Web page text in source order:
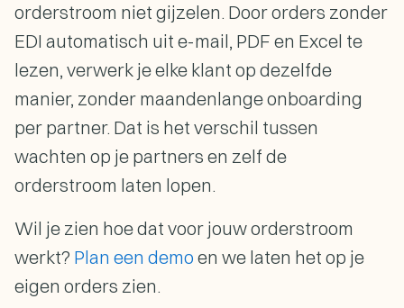
orderstroom niet gijzelen. Door orders zonder
EDI automatisch uit e-mail, PDF en Excel te
lezen, verwerk je elke klant op dezelfde
manier, zonder maandenlange onboarding
per partner. Dat is het verschil tussen
wachten op je partners en zelf de
orderstroom laten lopen.
Wil je zien hoe dat voor jouw orderstroom
werkt? Plan een demo en we laten het op je
eigen orders zien.